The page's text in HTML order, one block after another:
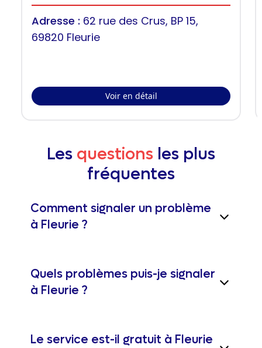
Adresse : 62 rue des Crus, BP 15,
69820 Fleurie
Voir en détail
Les questions les plus
fréquentes
Comment signaler un problème
à Fleurie ?
Quels problèmes puis-je signaler
à Fleurie ?
Le service est-il gratuit à Fleurie